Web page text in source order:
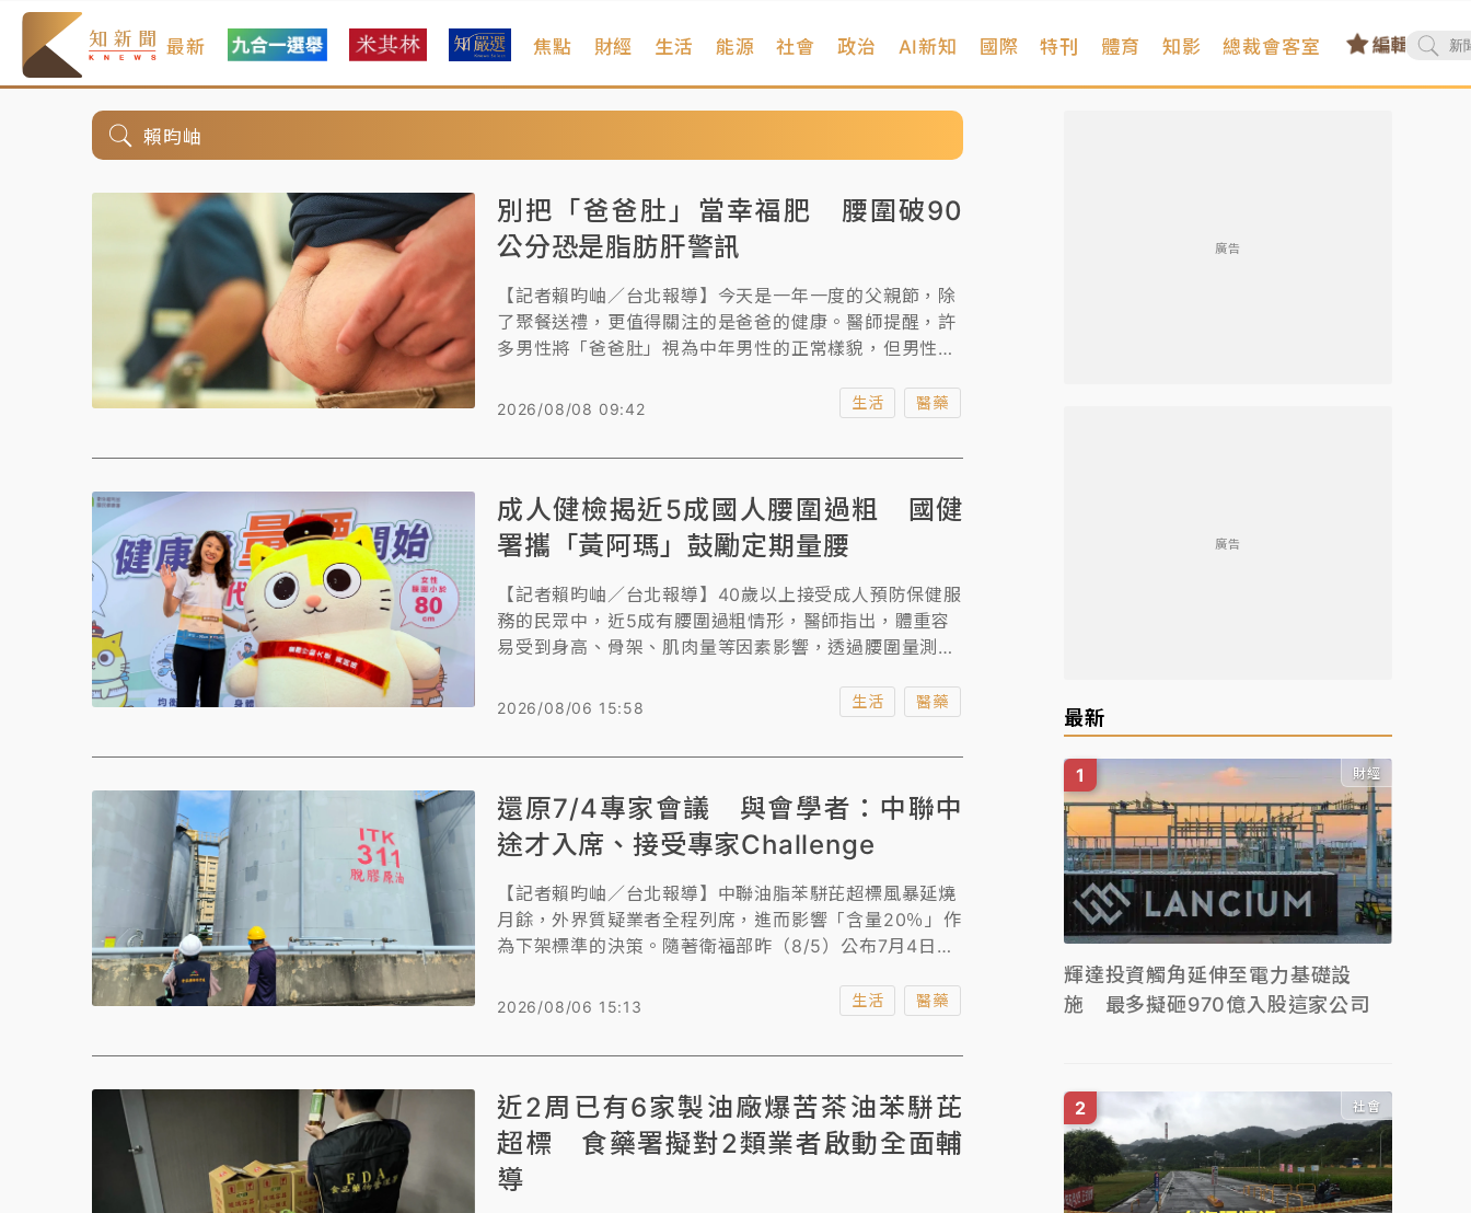
最新 焦點 財經 生活 能源 社會 政治 AI新知 國際 特刊 體育 知影 總裁會客室
賴昀岫
別把「爸爸肚」當幸福肥 腰圍破90
公分恐是脂肪肝警訊
【記者賴昀岫／台北報導】今天是一年一度的父親節，除
了聚餐送禮，更值得關注的是爸爸的健康。醫師提醒，許
多男性將「爸爸肚」視為中年男性的正常樣貌，但男性腰
肪肝盛行率可高達60%至90%，肥胖更被視為脂肪肝最重
2026/08/08 09:42 生活 醫藥
成人健檢揭近5成國人腰圍過粗 國健
署攜「黃阿瑪」鼓勵定期量腰
【記者賴昀岫／台北報導】40歲以上接受成人預防保健服
務的民眾中，近5成有腰圍過粗情形，醫師指出，體重容
易受到身高、骨架、肌肉量等因素影響，透過腰圍量測，
期量腰習慣，將於9月攜手知名IP「黃阿瑪的後宮生
2026/08/06 15:58 生活 醫藥
還原7/4專家會議 與會學者：中聯中
途才入席、接受專家Challenge
【記者賴昀岫／台北報導】中聯油脂苯駢芘超標風暴延燒
月餘，外界質疑業者全程列席，進而影響「含量20％」作
為下架標準的決策。隨著衛福部昨（8/5）公布7月4日專
代表在會議中途入席，並就提出的問題回答，並感嘆食安
談論的不是可受公評之事，並非全民之福。
2026/08/06 15:13 生活 醫藥
近2周已有6家製油廠爆苦茶油苯駢芘
超標 食藥署擬對2類業者啟動全面輔
導
廣告
廣告
最新
財經
輝達投資觸角延伸至電力基礎設
施 最多擬砸970億入股這家公司
社會